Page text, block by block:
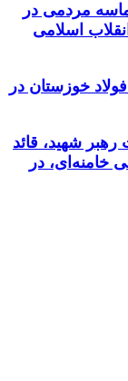
مردمی در
اسلامی
خوزستان در
شهید، قائد
خامنه‌ای، در